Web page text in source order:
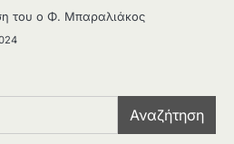
του ο Φ. Μπαραλιάκος
Αναζήτηση